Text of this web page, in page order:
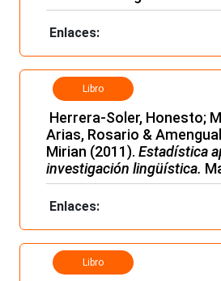
Enlaces:
Libro
Herrera-Soler, Honesto;
Arias, Rosario &
Mirian (2011). Estadística
investigación lingüística.
Enlaces:
Libro